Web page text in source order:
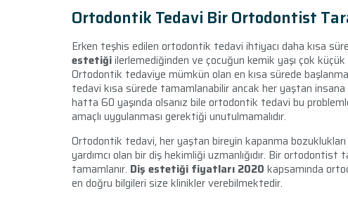
Ortodontik Tedavi Bir Ortodontist
Erken teşhis edilen ortodontik tedavi ihtiyacı daha kısa
estetiğiilerlemediğinden ve çocuğun kemik yaşı çok
Ortodontik tedaviye mümkün olan en kısa sürede
tedavi kısa sürede tamamlanabilir ancak her yaştan
hatta 60 yaşında olsanız bile ortodontik tedavi bu
amaçlı uygulanması gerektiği unutulmamalıdır.
Ortodontik tedavi, her yaştan bireyin kapanma
yardımcı olan bir diş hekimliği uzmanlığıdır. Bir
tamamlanır. Diş estetiği fiyatları 2020 kapsamında
en doğru bilgileri size klinikler verebilmektedir.